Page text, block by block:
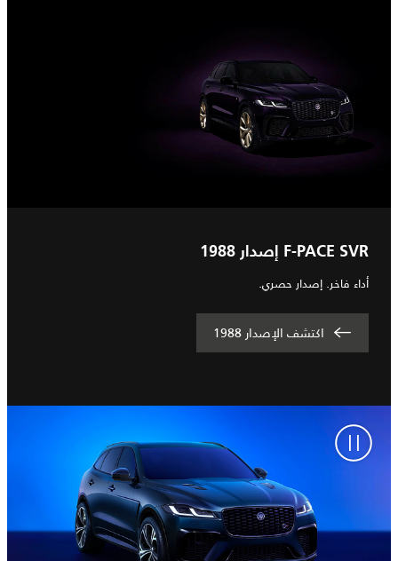
F-PACE SVR إصدار 1988
أداء فاخر. إصدار حصري.
اكتشف الإصدار 1988